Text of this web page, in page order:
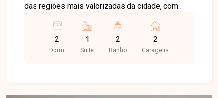
das regiões mais valorizadas da cidade, com
universidades, supermercados, escolas,
farmácias, restaurantes e diversos comércios e
serviços, proporcionando praticidade, conforto e
2
Dorm.
1
Suite
2
Banho
2
Garagens